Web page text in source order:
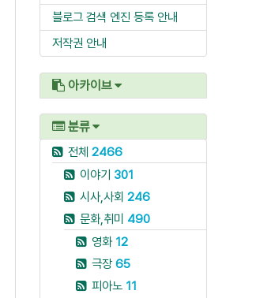
블로그 검색 엔진 등록 안내
저작권 안내
아카이브
분류
전체 2466
이야기 301
시사,사회 246
문화,취미 490
영화 12
극장65
피아노 11